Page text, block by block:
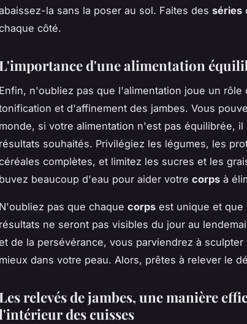
la sans la poser au sol. Faites des séries
côté.
d'une alimentation
Enfin, n'oubliez pas que l'alimentation joue un rôle
et d'affinement des jambes. Vous
monde, si votre alimentation n'est pas équilibrée,
résultats souhaités. Privilégiez les légumes, les
complètes, et limitez les sucres et les
buvez beaucoup d'eau pour aider votre corps à
N'oubliez pas que chaque corps est unique et que
résultats ne seront pas visibles du jour au
de la persévérance, vous parviendrez à
mieux dans votre peau. Alors, prêtes à relever le
relevés de jambes, une manière
des cuisses